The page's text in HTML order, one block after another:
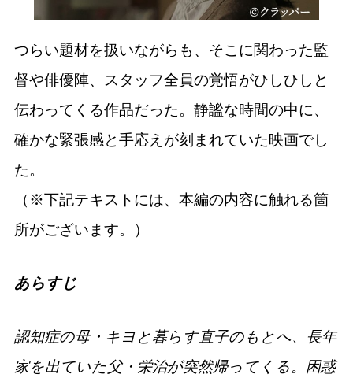
つらい題材を扱いながらも、そこに関わった監
督や俳優陣、スタッフ全員の覚悟がひしひしと
伝わってくる作品だった。静謐な時間の中に、
確かな緊張感と手応えが刻まれていた映画でし
た。
（※下記テキストには、本編の内容に触れる箇
所がございます。）
あらすじ
認知症の母・キヨと暮らす直子のもとへ、長年
家を出ていた父・栄治が突然帰ってくる。困惑